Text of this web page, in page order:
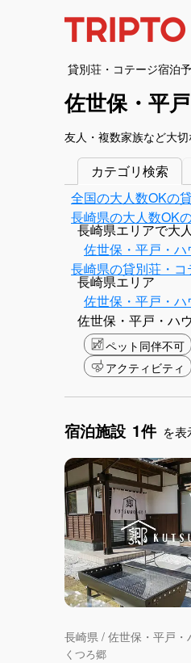
貸別荘・コテージ宿泊
佐世保・平
友人・複数家族など大
カテゴリ検索
全国の大人数OKの
長崎県の大人数OK
長崎県エリアで大
佐世保・平戸・
長崎県の貸別荘・
長崎県エリア
佐世保・平戸・
佐世保・平戸・ハ
ペット同伴不可
アクティビティ
宿泊施設 1件 を表
長崎県 / 佐世保・平戸・
くつろ郷